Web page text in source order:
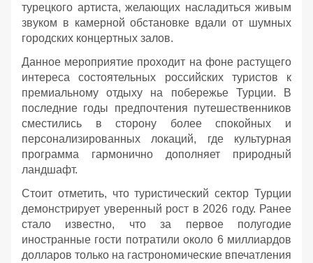
турецкого артиста, желающих насладиться живым
звуком в камерной обстановке вдали от шумных
городских концертных залов.
Данное мероприятие проходит на фоне растущего
интереса состоятельных российских туристов к
премиальному отдыху на побережье Турции. В
последние годы предпочтения путешественников
сместились в сторону более спокойных и
персонализированных локаций, где культурная
программа гармонично дополняет природный
ландшафт.
Стоит отметить, что туристический сектор Турции
демонстрирует уверенный рост в 2026 году. Ранее
стало известно, что за первое полугодие
иностранные гости потратили около 6 миллиардов
долларов только на гастрономические впечатления